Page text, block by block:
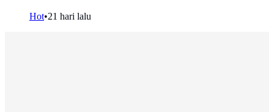
Hot•21 hari lalu